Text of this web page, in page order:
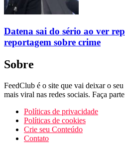
Datena sai do sério ao ver
reportagem sobre crime
Sobre
FeedClub é o site que vai deixar o
mais viral nas redes sociais. Faça
Políticas de privacidade
Políticas de cookies
Crie seu Conteúdo
Contato